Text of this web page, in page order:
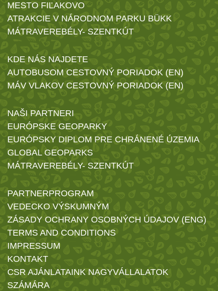
MESTO FIĽAKOVO
ATRAKCIE V NÁRODNOM PARKU BÜKK
MÁTRAVEREBÉLY- SZENTKÚT
KDE NÁS NAJDETE
AUTOBUSOM CESTOVNÝ PORIADOK (EN)
MÁV VLAKOV CESTOVNÝ PORIADOK (EN)
NAŠI PARTNERI
EURÓPSKE GEOPARKY
EURÓPSKY DIPLOM PRE CHRÁNENÉ ÚZEMIA
GLOBAL GEOPARKS
MÁTRAVEREBÉLY- SZENTKÚT
PARTNERPROGRAM
VEDECKO VÝSKUMNÝM
ZÁSADY OCHRANY OSOBNÝCH ÚDAJOV (ENG)
TERMS AND CONDITIONS
IMPRESSUM
KONTAKT
CSR AJÁNLATAINK NAGYVÁLLALATOK
SZÁMÁRA